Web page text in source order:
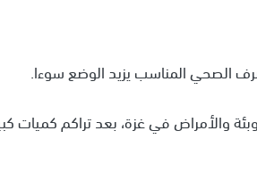
الصحي المناسب يزيد الوضع سوءا.
والأمراض في غزة، بعد تراكم كميات